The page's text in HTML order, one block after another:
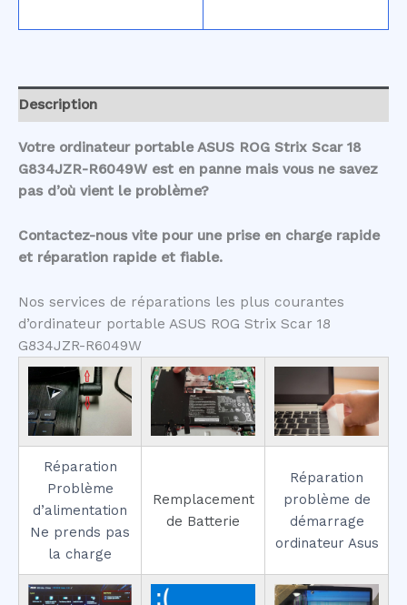
Description
Votre ordinateur portable ASUS ROG Strix Scar 18
G834JZR-R6049W est en panne mais vous ne savez
pas d’où vient le problème?
Contactez-nous vite pour une prise en charge rapide
et réparation rapide et fiable.
Nos services de réparations les plus courantes
d’ordinateur portable ASUS ROG Strix Scar 18
G834JZR-R6049W
Réparation
Problème
d’alimentation
Ne prends pas
la charge
Remplacement
de Batterie
Réparation
problème de
démarrage
ordinateur Asus